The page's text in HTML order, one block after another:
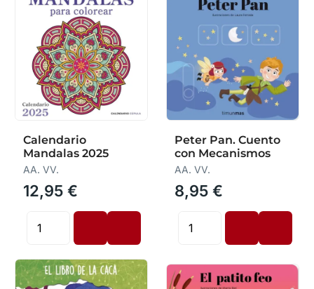
Calendario
Mandalas 2025
AA. VV.
12,95 €
Peter Pan. Cuento
con Mecanismos
AA. VV.
8,95 €